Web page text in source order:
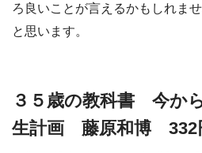
ろ良いことが言えるかもしれま
と思います。
３５歳の教科書 今か
生計画 藤原和博 332